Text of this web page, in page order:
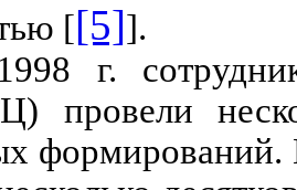
[[5]].
г.
провели
формирований.